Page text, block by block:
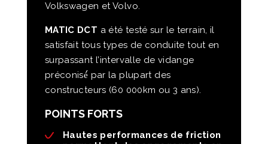
Volkswagen et Volvo.
MATIC DCT a été testé sur le terrain, il
satisfait tous types de conduite tout en
surpassant l’intervalle de vidange
préconisé́ par la plupart des
constructeurs (60 000km ou 3 ans).
POINTS FORTS
Hautes performances de friction